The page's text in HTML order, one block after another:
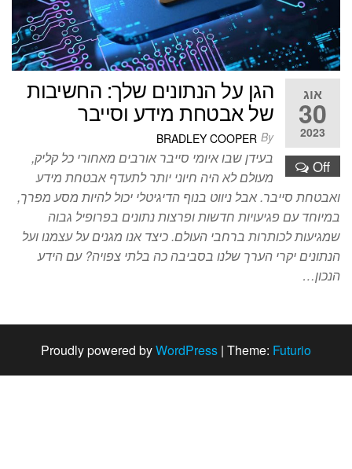
אוג
30
2023
Off
הגן על הנתונים שלך: החשיבות
של אבטחת מידע וסייבר
By
BRADLEY COOPER
בעידן שבו איומי סייבר אורבים מאחורי כל קליק,
מעולם לא היה חיוני יותר לתעדף אבטחת מידע
ואבטחת סייבר. אבל ניווט בנוף הדיגיטלי יכול להיות מסע מפרך,
במיוחד עם פגיעויות חדשות ופרצות נתונים בפרופיל גבוה
שמגיעות לכותרות ברחבי העולם. כיצד אנו מגנים על עצמנו ועל
הנתונים יקרי הערך שלנו בסביבה כה בלתי צפויה? עם הידע
הנכון…
Proudly powered byWordPress | Theme: Futurio